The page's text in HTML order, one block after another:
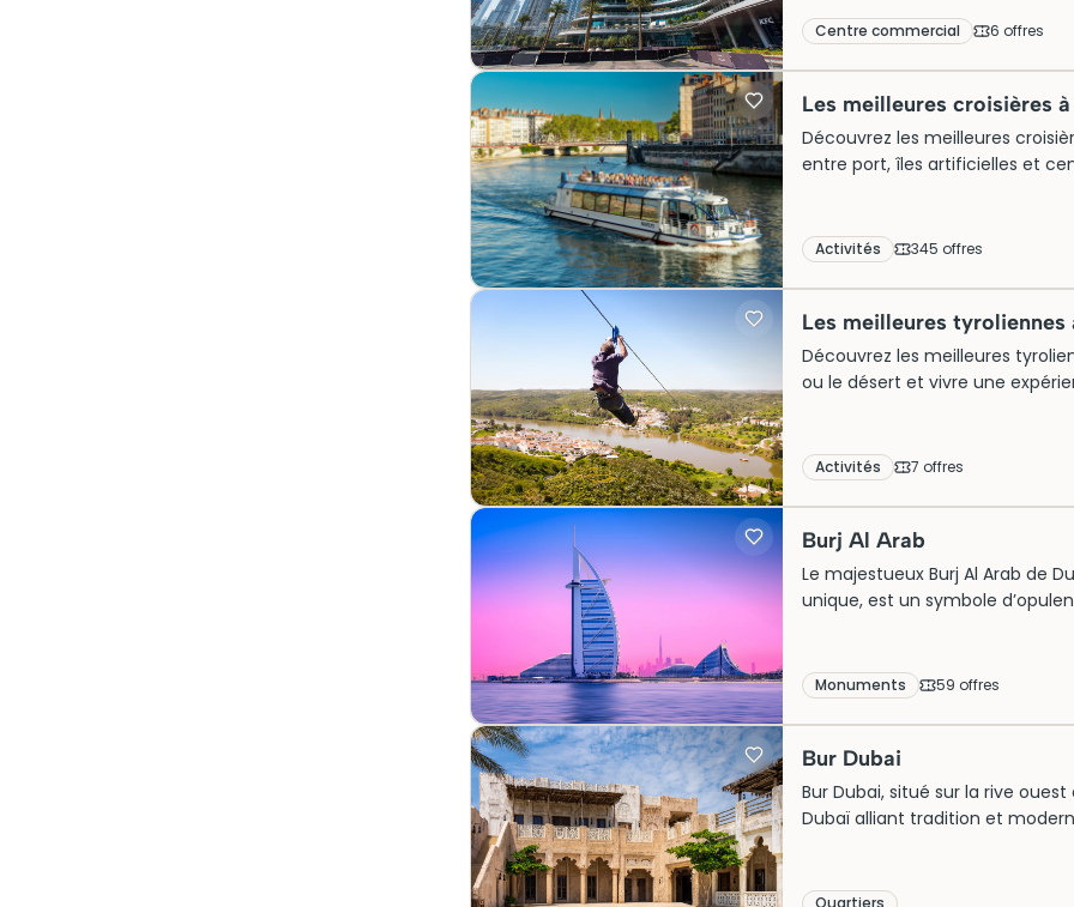
géant, il attire des millions de
l’avance pour une visite
institution mondiale.
Centre commercial 6 offres
Les meilleures croisières
Découvrez les meilleures
entre port, îles artificielles et
Activités 345 offres
Les meilleures tyroliennes
Découvrez les meilleures
ou le désert et vivre une
Activités 7 offres
Burj Al Arab
Le majestueux Burj Al Arab de
unique, est un symbole
central dans l’industrie du
affluent pour explorer ce
des billets pour une visite
Monuments 59 offres
Bur Dubai
Bur Dubai, situé sur la rive
Dubaï alliant tradition et
offre une ambiance
Quartiers